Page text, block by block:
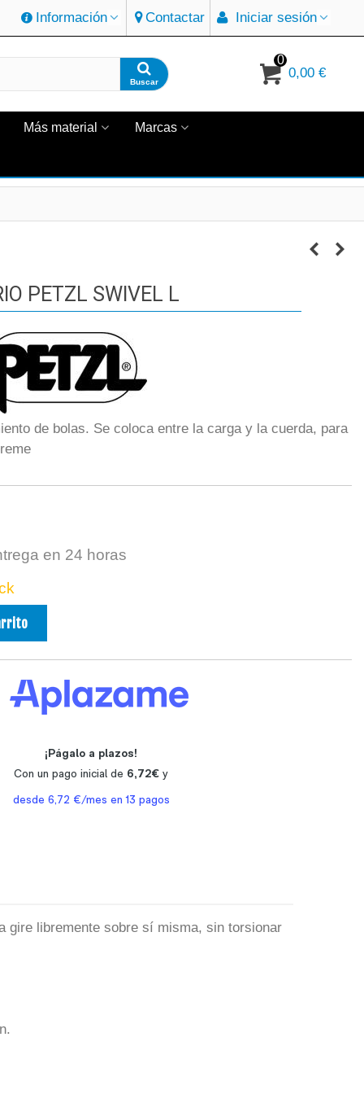
Información Contactar Iniciar sesión
Buscar
0
0,00 €
Más material Marcas
PETZL SWIVEL L
de bolas. Se coloca entre la carga y la cuerda, para
en 24 horas
gire libremente sobre sí misma, sin torsionar